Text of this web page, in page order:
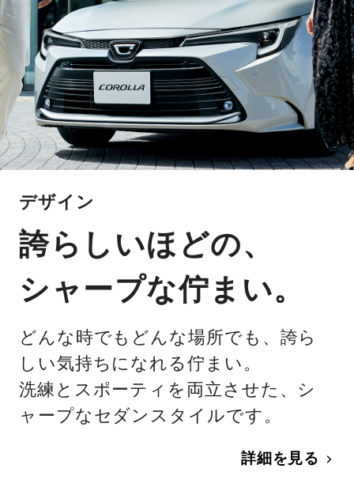
デザイン
誇らしいほどの、
シャープな佇まい。
どんな時でもどんな場所でも、誇ら
しい気持ちになれる佇まい。
洗練とスポーティを両立させた、シ
ャープなセダンスタイルです。
詳細を見る